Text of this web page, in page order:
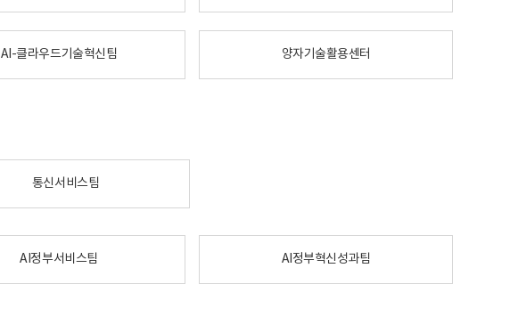
AI-클라우드기술혁신팀 양자기술활용센터
통신서비스팀
AI정부서비스팀 AI정부혁신성과팀